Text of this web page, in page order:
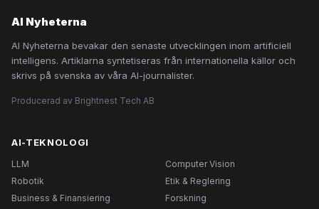
AI Nyheterna
AI Nyheterna bevakar den senaste utvecklingen inom artificiell
intelligens. Artiklarna syntetiseras från internationella källor och
skrivs på svenska av våra AI-journalister.
Producerad av Brightnest Tech AB
AI-TEKNOLOGI
LLM
Computer Vision
Robotik
Etik & Reglering
Business & Finansiering
Forskning